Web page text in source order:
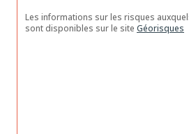
Les informations sur les risques
sont disponibles sur le site Géorisques